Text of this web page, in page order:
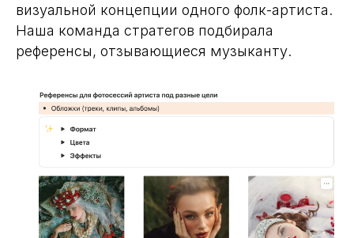
визуальной концепции одного фолк-артиста.
Наша команда стратегов подбирала
референсы, отзывающиеся музыканту.